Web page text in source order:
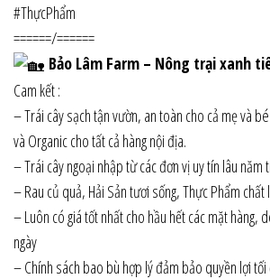
#ThựcPhẩm
======/======
Bảo Lâm Farm – Nông trại xanh
Cam kết :
– Trái cây sạch tận vườn, an toàn cho cả mẹ và
và Organic cho tất cả hàng nội địa.
– Trái cây ngoại nhập từ các đơn vị uy tín lâu năm
– Rau củ quả, Hải Sản tươi sống, Thực Phẩm chất
– Luôn có giá tốt nhất cho hầu hết các mặt hàng,
ngày
– Chính sách bao bù hợp lý đảm bảo quyền lợi tối